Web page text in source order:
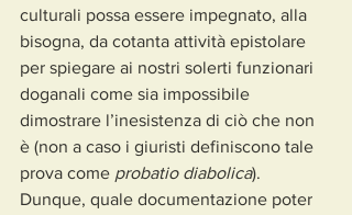
culturali possa essere impegnato, alla
bisogna, da cotanta attività epistolare
per spiegare ai nostri solerti funzionari
doganali come sia impossibile
dimostrare l’inesistenza di ciò che non
è (non a caso i giuristi definiscono tale
prova come probatio diabolica).
Dunque, quale documentazione poter